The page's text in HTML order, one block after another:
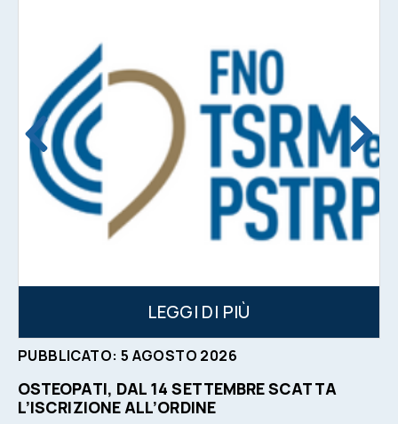
LEGGI DI PIÙ
PUBBLICATO: 5 AGOSTO 2026
OSTEOPATI, DAL 14 SETTEMBRE SCATTA
L’ISCRIZIONE ALL’ORDINE